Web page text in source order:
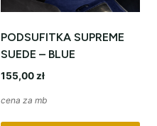
PODSUFITKA SUPREME
SUEDE – BLUE
155,00 zł
cena za mb